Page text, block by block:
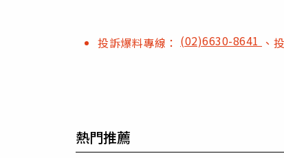
投訴爆料專線： (02)6630-8641 、
熱門推薦